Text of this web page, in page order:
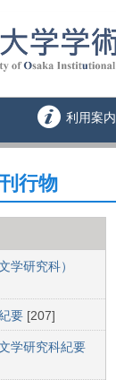
利用案内
行物
学研究科）
要 [207]
学研究科紀要